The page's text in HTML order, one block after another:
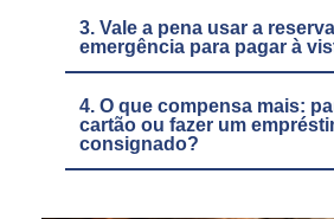
3. Vale a pena usar a
emergência para pagar à
4. O que compensa mais:
cartão ou fazer um
consignado?